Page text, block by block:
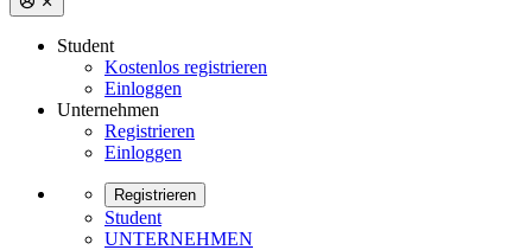
Student
Kostenlos registrieren
Einloggen
Unternehmen
Registrieren
Einloggen
Registrieren
Student
UNTERNEHMEN